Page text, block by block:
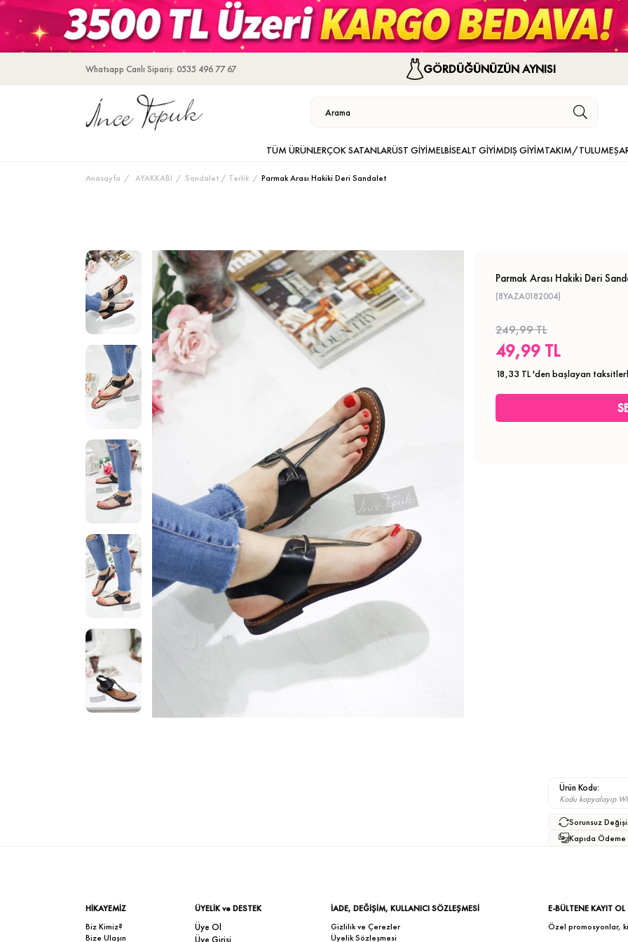
Whatsapp Canlı Sipariş: 0535 496 77 67 GÖRDÜĞÜNÜZÜN AYNISI
TÜM ÜRÜNLERÇOK SATANLARÜST GİYİMELBİSEALT GİYİMDIŞ GİYİMTAKIM/TULUM
Anasayfa AYAKKABI Sandalet / Terlik Parmak Arası Hakiki Deri Sandalet
Parmak Arası Hakiki Deri
(8YAZA0182004)
249,99 TL
49,99 TL
18,33 TL'den başlayan
Ürün Kodu:
Kodu kopyalayıp
Sorunsuz
Kapıda Ödeme
HİKAYEMİZ
Biz Kimiz?
Bize Ulaşın
ÜYELİK ve DESTEK
Üye Ol
İADE, DEĞİŞİM, KULLANICI SÖZLEŞMESİ
Gizlilik ve Çerezler
Üyelik Sözleşmesi
E-BÜLTENE KAYIT OL
Özel promosyonlar,